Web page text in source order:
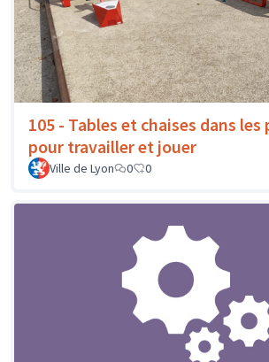
105 - Tables et chaises dans les
pour travailler et jouer
Ville de Lyon 0 0